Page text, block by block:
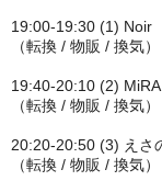
19:00-19:30 (1) Noir
（転換 / 物販 / 換気）
19:40-20:10 (2) MiRA
（転換 / 物販 / 換気）
20:20-20:50 (3) えさ
（転換 / 物販 / 換気）